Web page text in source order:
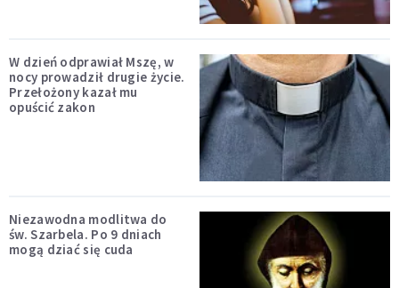
W dzień odprawiał Mszę, w
nocy prowadził drugie życie.
Przełożony kazał mu
opuścić zakon
Niezawodna modlitwa do
św. Szarbela. Po 9 dniach
mogą dziać się cuda